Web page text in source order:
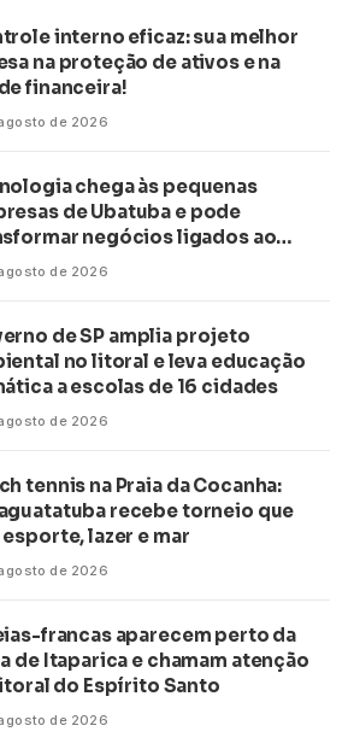
interno eficaz: sua melhor
na proteção de ativos e na
financeira!
de 2026
chega às pequenas
de Ubatuba e pode
negócios ligados ao
no litoral
de 2026
de SP amplia projeto
no litoral e leva educação
a escolas de 16 cidades
de 2026
tennis na Praia da Cocanha:
recebe torneio que
esporte, lazer e mar
de 2026
francas aparecem perto da
de Itaparica e chamam atenção
do Espírito Santo
de 2026